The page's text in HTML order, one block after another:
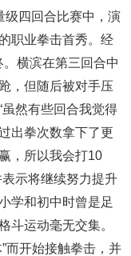
级四回合比赛中，演
职业拳击首秀。经
横滨在第三回合中
，但随后被对手压
然有些回合我觉得
出拳次数拿下了更
，所以我会打10
示将继续努力提升
学和初中时曾是足
斗运动毫无交集。
而开始接触拳击，并